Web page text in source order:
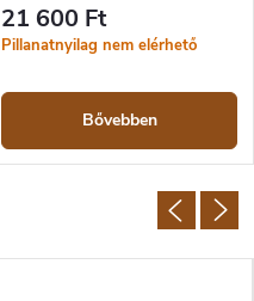
21 600 Ft
Pillanatnyilag nem elérhető
Bővebben